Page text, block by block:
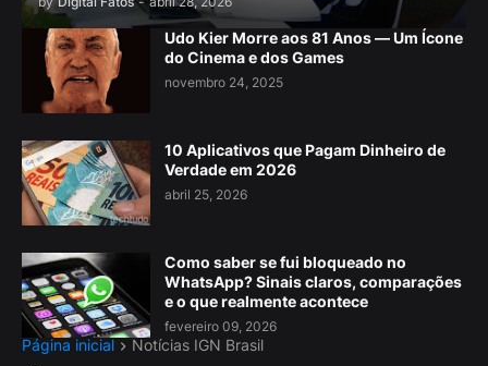
Udo Kier Morre aos 81 Anos — Um Ícone
do Cinema e dos Games
novembro 24, 2025
10 Aplicativos que Pagam Dinheiro de
Verdade em 2026
abril 25, 2026
Como saber se fui bloqueado no
WhatsApp? Sinais claros, comparações
e o que realmente acontece
fevereiro 09, 2026
Página inicial Notícias IGN Brasil